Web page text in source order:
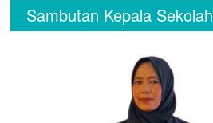
Sambutan Kepala Sekolah